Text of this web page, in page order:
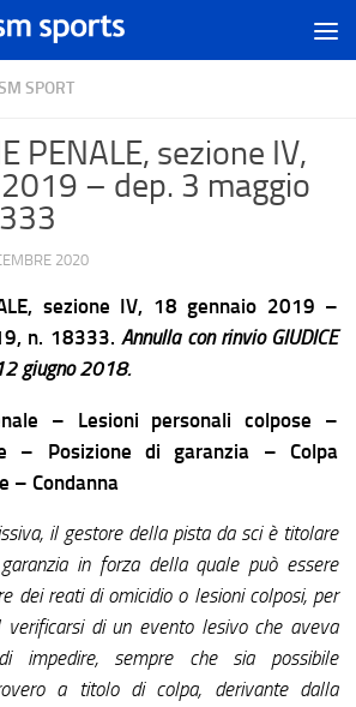
SPORT
PENALE, sezione IV,
– dep. 3 maggio
2020
sezione IV, 18 gennaio 2019 –
n. 18333. Annulla con rinvio GIUDICE
giugno 2018.
– Lesioni personali colpose –
– Posizione di garanzia – Colpa
– Condanna
il gestore della pista da sci è titolare
in forza della quale può essere
dei reati di omicidio o lesioni colposi, per
di un evento lesivo che aveva
impedire, sempre che sia possibile
a titolo di colpa, derivante dalla